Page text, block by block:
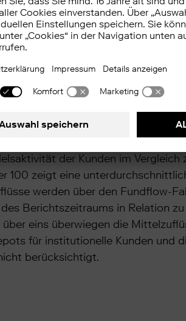
Trendnavigator ETF für Mai.
spiegelt die Handelsaktivität
Der ebase Trendnavigator ETF
Fundflow-Faktor. Die
auf den aktuellen Jahrestrend
der Kunden im
100 zeigt eine
werden über den Fundflow-
Berichtszeitraums in Relation
eins überwiegen die
für institutionelle Kunden und
berücksichtigt.